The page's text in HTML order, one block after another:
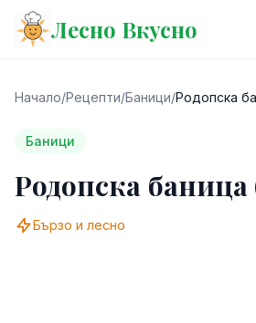
Лесно Вкусно
Начало/Рецепти/Баници/Родопска
Баници
Родопска
Бързо и лесно